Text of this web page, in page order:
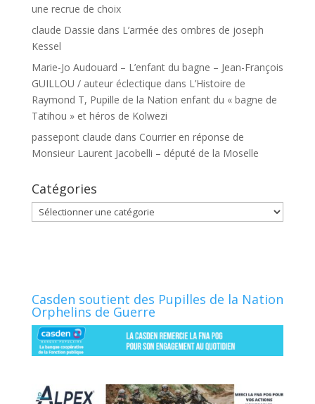
une recrue de choix
claude Dassie dans L’armée des ombres de joseph
Kessel
Marie-Jo Audouard – L’enfant du bagne – Jean-François
GUILLOU / auteur éclectique dans L’Histoire de
Raymond T, Pupille de la Nation enfant du « bagne de
Tatihou » et héros de Kolwezi
passepont claude dans Courrier en réponse de
Monsieur Laurent Jacobelli – député de la Moselle
Catégories
Catégories
Casden soutient des Pupilles de la Nation
Orphelins de Guerre